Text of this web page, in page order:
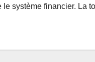
le système financier. La